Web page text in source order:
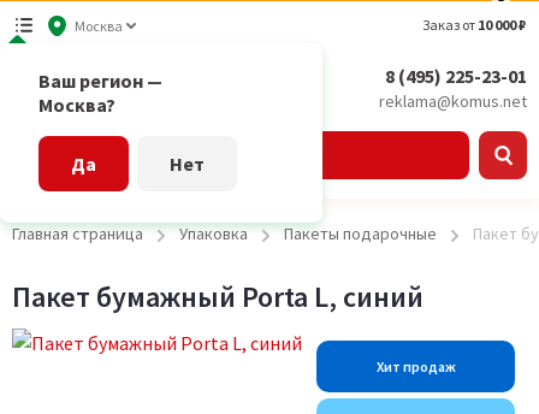
Москва
Ваш регион —
Москва?
Да Нет
Заказ от 10 000 ₽
8 (495) 225-23-01
reklama@komus.net
Главная страница Упаковка Пакеты подарочные Пакет
Пакет бумажный Porta L, синий
Хит продаж